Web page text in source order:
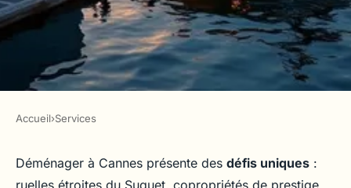
Déménagement à Cannes :
Accueil›Services
Déménager à Cannes présente des défis uniques :
ruelles étroites du Suquet, copropriétés de prestige